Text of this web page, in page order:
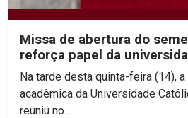
Missa de abertura do
reforça papel da
do perdão
Na tarde desta quinta-feira (14),
acadêmica da Universidade
reuniu no...